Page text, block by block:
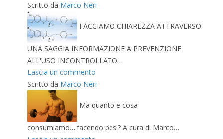
Scritto da Marco Neri
FACCIAMO CHIAREZZA ATTRAVERSO
UNA SAGGIA INFORMAZIONE A PREVENZIONE
ALL'USO INCONTROLLATO…
Lascia un commento
Scritto da Marco Neri
Ma quanto e cosa
consumiamo….facendo pesi? A cura di Marco…